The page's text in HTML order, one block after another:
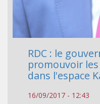
RDC : le
promouvoir
dans l'espace
16/09/2017 - 12:43